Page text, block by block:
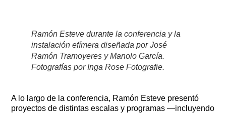
Ramón Esteve durante la conferencia y la
instalación efímera diseñada por José
Ramón Tramoyeres y Manolo García.
Fotografías por Inga Rose Fotografie.
A lo largo de la conferencia, Ramón Esteve presentó
proyectos de distintas escalas y programas —incluyendo